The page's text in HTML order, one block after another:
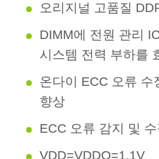
오리지널 고품질
DIMM에 전원 관리
시스템 전력 부하를
온다이 ECC 오류 수
향상
ECC 오류 감지 및 수
VDD=VDDQ=1.1V